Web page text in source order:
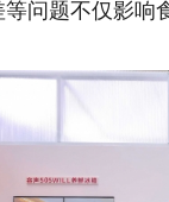
问题不仅影响